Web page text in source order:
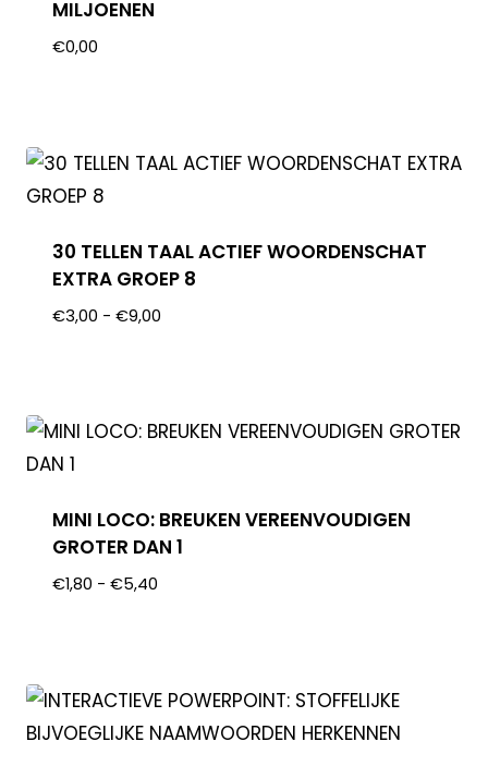
MILJOENEN
€0,00
30 TELLEN TAAL ACTIEF WOORDENSCHAT
EXTRA GROEP 8
€3,00 - €9,00
MINI LOCO: BREUKEN VEREENVOUDIGEN
GROTER DAN 1
€1,80 - €5,40